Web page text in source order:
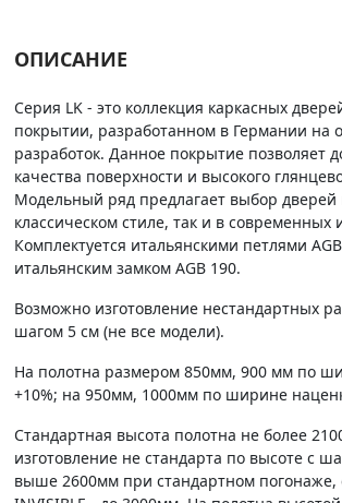
ОПИСАНИЕ
Серия LK - это коллекция каркасных
покрытии, разработанном в Германии на
разработок. Данное покрытие позволяет
качества поверхности и высокого
Модельный ряд предлагает выбор дверей
классическом стиле, так и в современных
Комплектуется итальянскими петлями
итальянским замком AGB 190.
Возможно изготовление нестандартных
шагом 5 см (не все модели).
На полотна размером 850мм, 900 мм по
+10%; на 950мм, 1000мм по ширине
Стандартная высота полотна не более
изготовление не стандарта по высоте с
выше 2600мм при стандартном погонаже,